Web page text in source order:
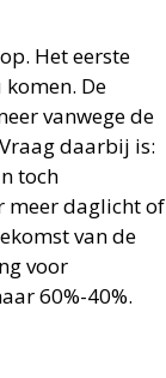
Het eerste
De
vanwege de
daarbij is:
toch
meer daglicht of
van de
voor
60%-40%.